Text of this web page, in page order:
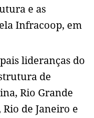
e as
Infracoop, em
lideranças do
de
Rio Grande
Rio de Janeiro e